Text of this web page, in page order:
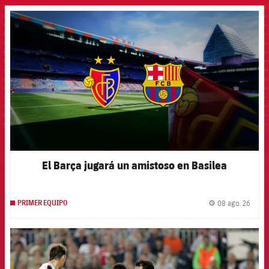
FCB Barcelona badge
El Barça jugará un amistoso en Basilea
PRIMER EQUIPO 08 ago. 26
FCB Barcelona badge